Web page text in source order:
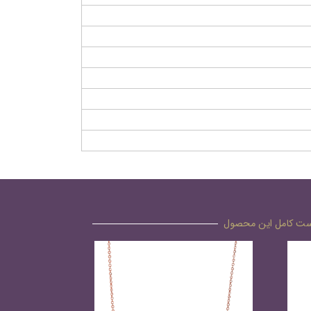
کامل این محصول